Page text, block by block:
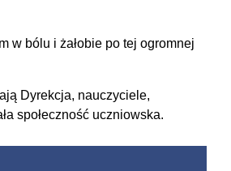
w bólu i żałobie po tej ogromnej
Dyrekcja, nauczyciele,
społeczność uczniowska.